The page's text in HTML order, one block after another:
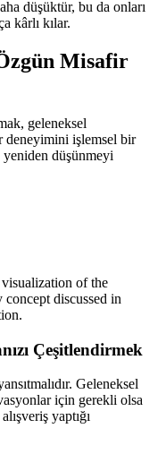
düşüktür, bu da onları
kârlı kılar.
Misafir
geleneksel
deneyimini işlemsel bir
yeniden düşünmeyi
of the
discussed in
Çeşitlendirmek
Geleneksel
için gerekli olsa
yaptığı